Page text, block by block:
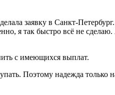
заявку в Санкт-Петербург.
я так быстро всё не
с имеющихся выплат.
Поэтому надежда